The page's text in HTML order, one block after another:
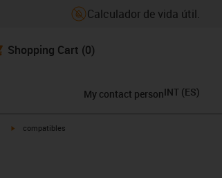
Calculador de vida útil.
Shopping Cart (0)
My contact personINT (ES)
igus-icon-arrow-right
compatibles